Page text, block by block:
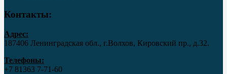
Контакты:
Адрес:
187406 Ленинградская обл., г.Волхов, Кировский пр., д.32.
Телефоны:
+7 81363 7‑71-60